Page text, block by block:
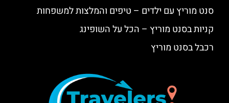
סנט מוריץ עם ילדים – טיפים והמלצות למשפחות
קניות בסנט מוריץ – הכל על השופינג
רכבל בסנט מוריץ